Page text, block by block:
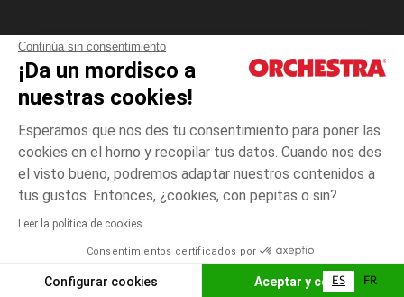
Continúa sin consentimiento
¡Da un mordisco a
nuestras cookies!
Esperamos que nos des tu consentimiento para poner las
cookies en el horno y recopilar tus datos. Cuando nos des
el visto bueno, podremos adaptar nuestros contenidos a
tus gustos. Entonces, ¿cookies, con pepitas o sin?
Leer la política de cookies
Consentimientos certificados por
Configurar cookies Aceptar y cerrar
Beige
talla
unica
El pago medidante
AÑADIR A LA CESTA
Condiciones generales de venta
Aviso Legal
*Condiciones de las ofertas actuales
Gestión de las cookies
Accesibilidad: no conforme
Orchestra adhiere al código de ética de la Federación Francesa de comercio
electrónico y venta a distancia (FEVAD) y al sistema de mediación de
ES FR